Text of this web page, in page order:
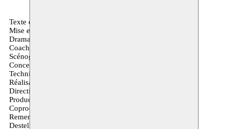
Texte et jeu : Tim Natens
Mise en scène finale : Mike van Alfen
Dramaturgie : Bart Capelle
Coaching : Jovial Mbenga, Haider Al Timimi, Jos Verbist
Scénographie : Sven Roofthooft
Conception lumière : Lucas van Haesbroeck
Technique et Design Sonore : Koen Van Der Meersche
Réalisation graphique : Mario Debaene
Direction de production : Sandra Diris, Miya Aronson
Production : Moussem Centre des Arts Nomades
Coproduction : Antigone, Monty
Remerciements à : Christophe Engels, centre de formation
Destelheide, Joppe Wouters, Ludo De Witte, Walter Zinzen